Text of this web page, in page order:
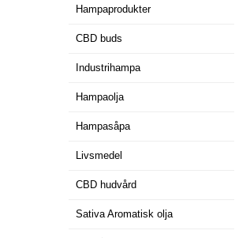
Hampaprodukter
CBD buds
Industrihampa
Hampaolja
Hampasåpa
Livsmedel
CBD hudvård
Sativa Aromatisk olja